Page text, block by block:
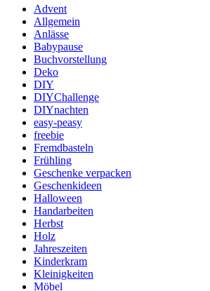
Advent
Allgemein
Anlässe
Babypause
Buchvorstellung
Deko
DIY
DIYChallenge
DIYnachten
easy-peasy
freebie
Fremdbasteln
Frühling
Geschenke verpacken
Geschenkideen
Halloween
Handarbeiten
Herbst
Holz
Jahreszeiten
Kinderkram
Kleinigkeiten
Möbel